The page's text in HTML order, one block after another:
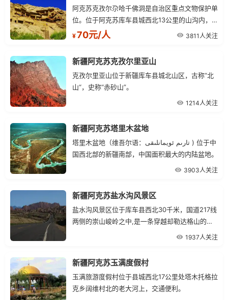
阿克苏克孜尔尕哈千佛洞是自治区重点文物保护单
位。位于阿克苏库车县城西北13公里的山沟内，
为唐代遗址。
¥70元/人 3811人关注
新疆阿克苏克孜尔里亚山
克孜尔里亚山位于新疆库车县城北山区，古称“北
山“，史称“赤砂山”。
1214人关注
新疆阿克苏塔里木盆地
塔里木盆地（维吾尔语：تارىم ئويمانلىقى ) 位于中
国西北部的新疆南部，中国面积最大的内陆盆地。
3903人关注
新疆阿克苏盐水沟风景区
盐水沟风景区位于库车县西北30千米，国道217线
两侧的崇山峻岭之中,是一条穿越却勒达格山的干
涸河床，因山沟内溪流含盐量高而得名。
1937人关注
新疆阿克苏玉满度假村
玉满旅游度假村位于县城西北17公里处塔木托格拉
克乡阔维村北的老大河上，交通便利。